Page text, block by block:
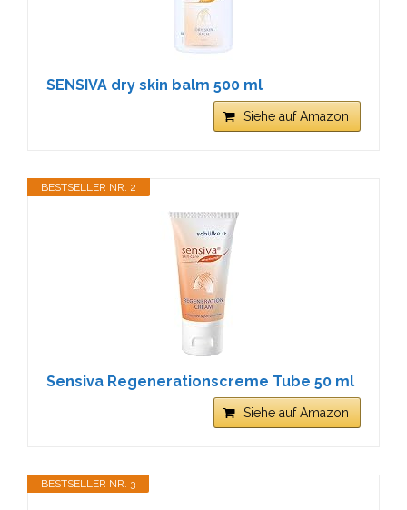
SENSIVA dry skin balm 500 ml
Siehe auf Amazon
BESTSELLER NR. 2
Sensiva Regenerationscreme Tube 50 ml
Siehe auf Amazon
BESTSELLER NR. 3